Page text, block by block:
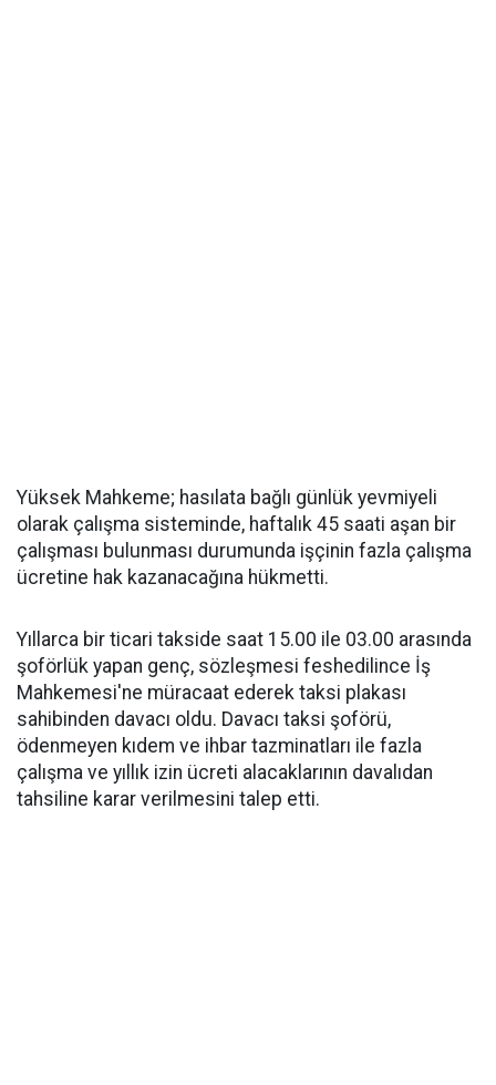
Yüksek Mahkeme; hasılata bağlı günlük yevmiyeli
olarak çalışma sisteminde, haftalık 45 saati aşan bir
çalışması bulunması durumunda işçinin fazla çalışma
ücretine hak kazanacağına hükmetti.
Yıllarca bir ticari takside saat 15.00 ile 03.00 arasında
şoförlük yapan genç, sözleşmesi feshedilince İş
Mahkemesi'ne müracaat ederek taksi plakası
sahibinden davacı oldu. Davacı taksi şoförü,
ödenmeyen kıdem ve ihbar tazminatları ile fazla
çalışma ve yıllık izin ücreti alacaklarının davalıdan
tahsiline karar verilmesini talep etti.